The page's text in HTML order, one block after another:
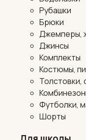
Рубашки
Брюки
Джемперы,
Джинсы
Комплекты
Костюмы,
Толстовки,
Футболки,
Шорты